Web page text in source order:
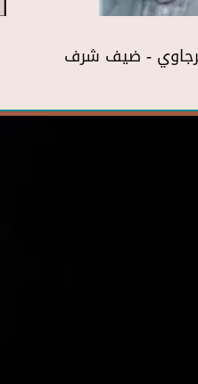
- ضيف شرف